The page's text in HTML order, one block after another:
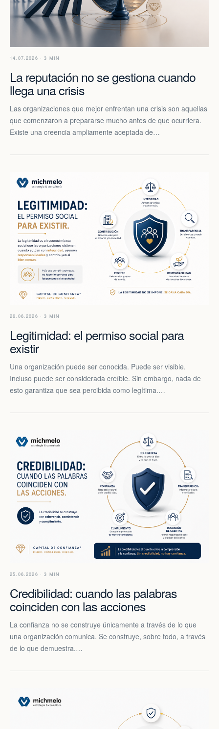
14.07.2026 · 3 MIN
La reputación no se gestiona cuando
llega una crisis
Las organizaciones que mejor enfrentan una crisis son aquellas
que comenzaron a prepararse mucho antes de que ocurriera.
Existe una creencia ampliamente aceptada de…
26.06.2026 · 3 MIN
Legitimidad: el permiso social para
existir
Una organización puede ser conocida. Puede ser visible.
Incluso puede ser considerada creíble. Sin embargo, nada de
esto garantiza que sea percibida como legítima.…
25.06.2026 · 3 MIN
Credibilidad: cuando las palabras
coinciden con las acciones
La confianza no se construye únicamente a través de lo que
una organización comunica. Se construye, sobre todo, a través
de lo que demuestra.…